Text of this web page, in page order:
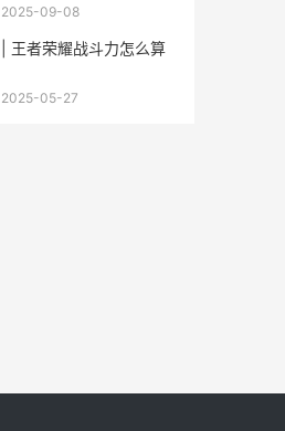
2025-09-08
| 王者荣耀战斗力怎么算
2025-05-27